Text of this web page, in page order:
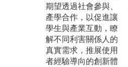
期望透過社會參與、
產學合作，以促進讓
學生與產業互動，瞭
解不同利害關係人的
真實需求，推展使用
者經驗導向的創新體